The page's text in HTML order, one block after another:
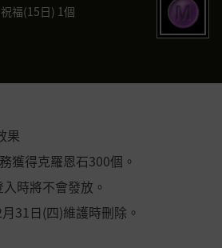
福(15日) 1個
果
獲得克羅恩石300個。
時將不會發放。
31日(四)維護時刪除。